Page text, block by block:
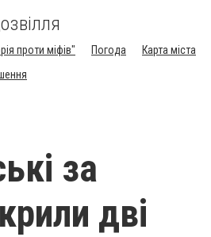
проти міфів" Погода
Карта міста
за
дві